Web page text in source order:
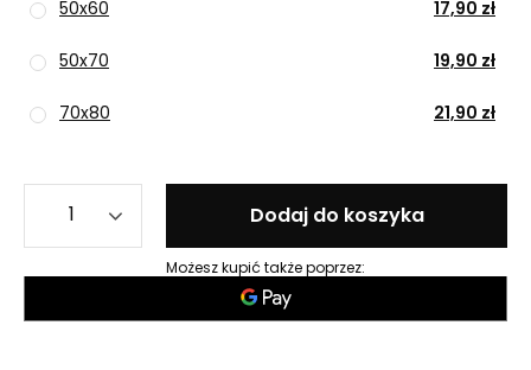
50x60 17,90 zł
50x70 19,90 zł
70x80 21,90 zł
Dodaj do koszyka
Możesz kupić także poprzez: